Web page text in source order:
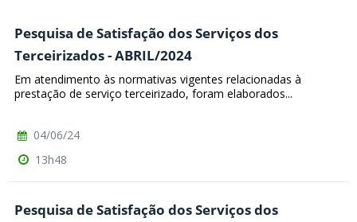
Pesquisa de Satisfação dos Serviços dos
Terceirizados - ABRIL/2024
Em atendimento às normativas vigentes relacionadas à
prestação de serviço terceirizado, foram elaborados...
04/06/24
13h48
Pesquisa de Satisfação dos Serviços dos